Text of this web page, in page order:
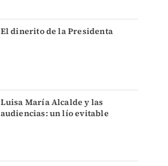
El dinerito de la Presidenta
Luisa María Alcalde y las
audiencias: un lío evitable